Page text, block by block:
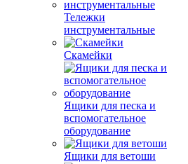
Тележки
инструментальные
Скамейки
Ящики для песка и
вспомогательное
оборудование
Ящики для ветоши